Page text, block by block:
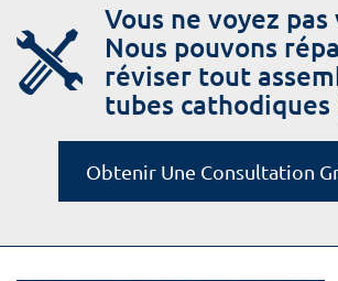
Vous ne voyez
Nous pouvons
réviser tout
tubes cathodiques
Obtenir Une Consultation